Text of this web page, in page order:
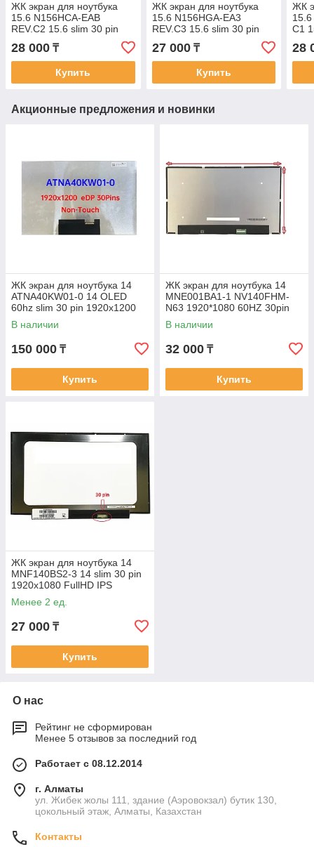
ЖК экран для ноутбука
15.6 N156HCA-EAB
REV.C2 15.6 slim 30 pin
IPS 60Hz 1920x1080
FullHD 350mm без ушей
28 000 ₸
Купить
ЖК экран для ноутбука
15.6 N156HGA-EA3
REV.C3 15.6 slim 30 pin
IPS 60Hz 1920x1080
FullHD 350mm без ушей
27 000₸
Купить
ЖК
C1
28
Акционные предложения и новинки
ЖК экран для ноутбука 14
ATNA40KW01-0 14 OLED
60hz slim 30 pin 1920x1200
В наличии
150 000 ₸
Купить
ЖК экран для ноутбука 14
MNE001BA1-1 NV140FHM-
N63 1920*1080 60HZ 30pin
экран матрица дисплей для
ноутбука
В наличии
32 000 ₸
Купить
ЖК экран для ноутбука 14
MNF140BS2-3 14 slim 30 pin
1920x1080 FullHD IPS
HUAWEI D14 экран матрица
дисплей для
Менее 2 ед.
27 000 ₸
Купить
О нас
Рейтинг не сформирован
Менее 5 отзывов за последний год
Работает с 08.12.2014
г. Алматы
ул. Жибек жолы 111, здание (Аэровокзал) бутик 130,
цокольный этаж, Алматы, Казахстан
Контакты